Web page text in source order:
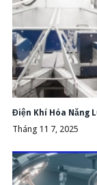
Điện Khí Hóa Năng
Tháng 11 7, 2025